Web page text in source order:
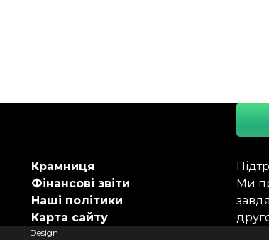
Ми
Крамниця
Фінансові звіти
Наші політики
Карта сайту
Design